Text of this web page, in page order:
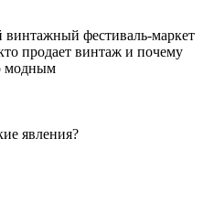
фестиваль-маркет
продает винтаж и почему
модным
явления?